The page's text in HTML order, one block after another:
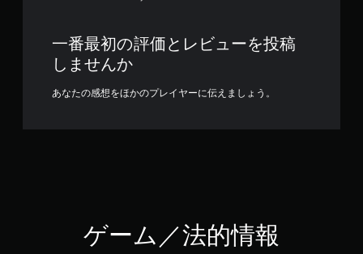
一番最初の評価とレビューを投稿
しませんか
あなたの感想をほかのプレイヤーに伝えましょう。
ゲーム／法的情報